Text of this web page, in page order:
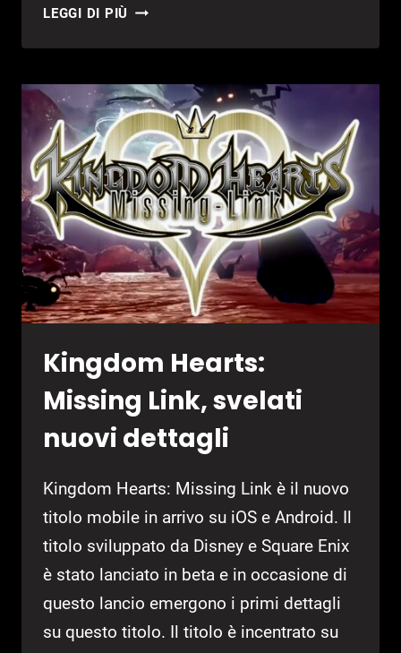
LEGGI DI PIÙ L’EREDITÀ
|
RISCOPRIAMO
LA
SAGA
Kingdom Hearts:
Missing Link, svelati
nuovi dettagli
Kingdom Hearts: Missing Link è il nuovo
titolo mobile in arrivo su iOS e Android. Il
titolo sviluppato da Disney e Square Enix
è stato lanciato in beta e in occasione di
questo lancio emergono i primi dettagli
su questo titolo. Il titolo è incentrato su